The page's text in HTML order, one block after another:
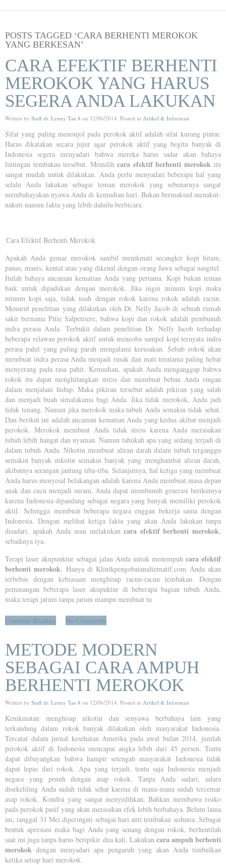
POSTS TAGGED ‘CARA BERHENTI MEROKOK
YANG BERKESAN’
CARA EFEKTIF BERHENTI
MEROKOK YANG HARUS
SEGERA ANDA LAKUKAN
Written by Staff dr. Lenny Tan 8 on 12/06/2014. Posted in Artikel & Informasi
Sifat yang paling menonjol pada perokok aktif adalah sifat kurang pintar.
Harus dikatakan secara jujur agar perokok aktif yang begitu banyak di
Indonesia segera menyadari bahwa mereka harus sadar akan bahaya
lintingan tembakau tersebut. Memilih cara efektif berhenti merokokitu
sangat mudah untuk dilakukan. Anda perlu menyadari beberapa hal yang
selalu Anda lakukan sebagai teman merokok yang sebenarnya sangat
membahayakan nyawa Anda di kemudian hari. Bukan bermaksud menakut-
nakuti namun fakta yang lebih dahulu berbicara.
Cara Efektif Berhenti Merokok
Apakah Anda gemar merokok sambil menikmati secangkir kopi hitam,
panas, manis, kental atau yang dikenal dengan orang Jawa sebagai nasgitel.
Itulah bahaya ancaman kematian Anda yang pertama. Kopi bukan teman
baik untuk dipadukan dengan merokok. Jika ingin minum kopi maka
minum kopi saja, tidak usah dengan rokok karena rokok adalah racun.
Menurut penelitian yang dilakukan oleh Dr. Nelly Jacob di sebuah rumah
sakit bernama Pitie Salpetriere, bahwa kopi dan rokok adalah pembunuh
indra perasa Anda. Terbukti dalam penelitian Dr. Nelly Jacob terhadap
beberapa relawan perokok aktif untuk mencoba sampel kopi ternyata indra
perasa pahit yang paling parah mengalami kerusakan. Sebab rokok akan
membuat indra perasa Anda menjadi rusak dan mati terutama paling hebat
menyerang pada rasa pahit. Kemudian, apakah Anda menganggap bahwa
rokok itu dapat menghilangkan stress dan membuat beban Anda ringan
dalam menjalani hidup. Maka pikiran tersebut adalah pikiran yang salah
dan menjadi buah simalakama bagi Anda. Jika tidak merokok, Anda jadi
tidak tenang. Namun jika merokok maka tubuh Anda semakin tidak sehat.
Dan berikut ini adalah ancaman kematian Anda yang kedua akibat menjadi
perokok. Merokok membuat Anda tidak stress karena Anda merasakan
tubuh lebih hangat dan nyaman. Namun tahukah apa yang sedang terjadi di
dalam tubuh Anda. Nikotin membuat aliran darah dalam tubuh terganggu
semakin banyak nikotin semakin banyak yang menghambat aliran darah,
akibatnya serangan jantung tiba-tiba. Selanjutnya, hal ketiga yang membuat
Anda harus menyesal belakangan adalah karena Anda membuat masa depan
anak dan cucu menjadi suram. Anda dapat membunuh generasi berikutnya
karena Indonesia dipandang sebagai negara yang banyak memiliki perokok
aktif. Sehingga membuat beberapa negara enggan bekerja sama dengan
Indonesia. Dengan melihat ketiga fakta yang akan Anda lakukan tanpa
disadari, apakah Anda mau melakukancara efektif berhenti merokok,
sebaiknya iya.
Terapi laser akupunktur sebagai jalan Anda untuk menempuh cara efektif
berhenti merokok. Hanya di Klinikpengobatanalternatif.com Anda akan
terbebas dengan kebiasaan menghisap racun-racun tembakau. Dengan
pemasangan beberapa laser akupuktur di beberapa bagian tubuh Anda,
maka terapi jarum tanpa jarum mampu membuat tu
Continue Reading No Comments
METODE MODERN
SEBAGAI CARA AMPUH
BERHENTI MEROKOK
Written by Staff dr. Lenny Tan 8 on 12/06/2014. Posted in Artikel & Informasi
Kenikmatan menghisap nikotin dan senyawa berbahaya lain yang
terkandung dalam rokok banyak dilakukan oleh masyarakat Indonesia.
Tercatat dalam jurnal kesehatan Amerika pada awal bulan 2014, jumlah
perokok aktif di Indonesia mencapai angka lebih dari 45 persen. Tentu
dapat dibayangkan bahwa hampir setengah masyarakat Indonesia tidak
dapat lepas dari rokok. Apa yang terjadi, tentu saja Indonesia menjadi
negara yang penuh dengan asap rokok. Tanpa Anda sadari, udara
disekeliling Anda sudah tidak sehat karena di mana-mana sudah tercemar
asap rokok. Kondisi yang sangat menyedihkan. Bahkan membawa risiko
pada perokok pasif yang akan merasakan efek lebih berbahaya. Belum lama
ini, tanggal 31 Mei diperingati sebagai hari anti tembakau sedunia. Sebagai
bentuk apresiasi maka bagi Anda yang senang dengan rokok, berhentilah
saat ini juga tanpa harus beripikir dua kali. Lakukan cara ampuh berhenti
merokok dengan menyadari apa pengaruh yang akan Anda timbulkan
ketika setiap hari merokok.